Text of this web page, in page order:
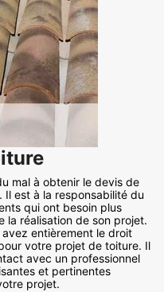
mal à obtenir le devis de
est à la responsabilité du
qui ont besoin plus
la réalisation de son projet.
entièrement le droit
votre projet de toiture. Il
avec un professionnel
et pertinentes
projet.